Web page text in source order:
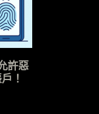
許惡
！